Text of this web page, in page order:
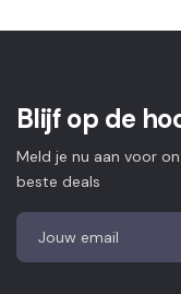
Blijf op de
Meld je nu aan voor
beste deals